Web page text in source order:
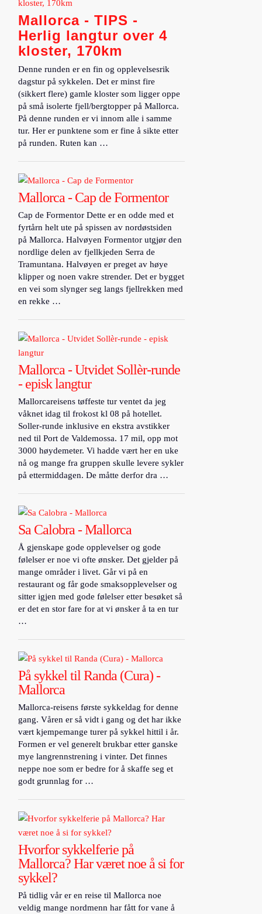
Mallorca - TIPS -
Herlig langtur over 4
kloster, 170km
Denne runden er en fin og opplevelsesrik
dagstur på sykkelen. Det er minst fire
(sikkert flere) gamle kloster som ligger oppe
på små isolerte fjell/bergtopper på Mallorca.
På denne runden er vi innom alle i samme
tur. Her er punktene som er fine å sikte etter
på runden. Ruten kan …
Mallorca - Cap de Formentor
Cap de Formentor Dette er en odde med et
fyrtårn helt ute på spissen av nordøstsiden
på Mallorca. Halvøyen Formentor utgjør den
nordlige delen av fjellkjeden Serra de
Tramuntana. Halvøyen er preget av høye
klipper og noen vakre strender. Det er bygget
en vei som slynger seg langs fjellrekken med
en rekke …
Mallorca - Utvidet Sollèr-runde
- episk langtur
Mallorcareisens tøffeste tur ventet da jeg
våknet idag til frokost kl 08 på hotellet.
Soller-runde inklusive en ekstra avstikker
ned til Port de Valdemossa. 17 mil, opp mot
3000 høydemeter. Vi hadde vært her en uke
nå og mange fra gruppen skulle levere sykler
på ettermiddagen. De måtte derfor dra …
Sa Calobra - Mallorca
Å gjenskape gode opplevelser og gode
følelser er noe vi ofte ønsker. Det gjelder på
mange områder i livet. Går vi på en
restaurant og får gode smaksopplevelser og
sitter igjen med gode følelser etter besøket så
er det en stor fare for at vi ønsker å ta en tur
…
På sykkel til Randa (Cura) -
Mallorca
Mallorca-reisens første sykkeldag for denne
gang. Våren er så vidt i gang og det har ikke
vært kjempemange turer på sykkel hittil i år.
Formen er vel generelt brukbar etter ganske
mye langrennstrening i vinter. Det finnes
neppe noe som er bedre for å skaffe seg et
godt grunnlag for …
Hvorfor sykkelferie på
Mallorca? Har været noe å si for
sykkel?
På tidlig vår er en reise til Mallorca noe
veldig mange nordmenn har fått for vane å